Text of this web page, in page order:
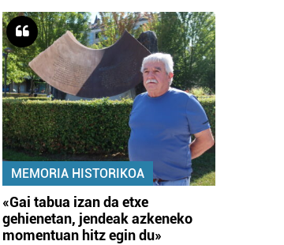
MEMORIA HISTORIKOA
«Gai tabua izan da etxe
gehienetan, jendeak azkeneko
momentuan hitz egin du»